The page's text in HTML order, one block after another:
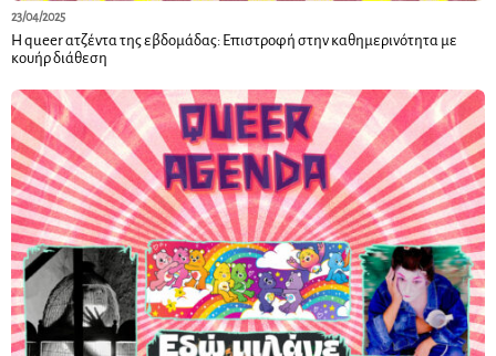
23/04/2025
Η queer ατζέντα της εβδομάδας: Επιστροφή στην καθημερινότητα με
κουήρ διάθεση